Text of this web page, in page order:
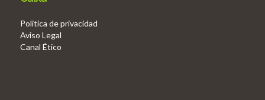
Politica de privacidad
Aviso Legal
Canal Ético